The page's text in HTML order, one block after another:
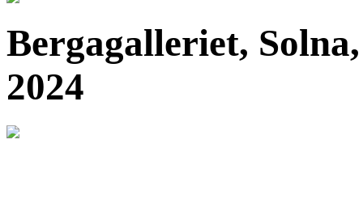
Bergagalleriet,
2024